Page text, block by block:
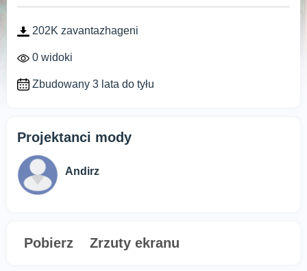
202K zavantazhageni
0 widoki
Zbudowany 3 lata do tyłu
Projektanci mody
Andirz
Pobierz Zrzuty ekranu